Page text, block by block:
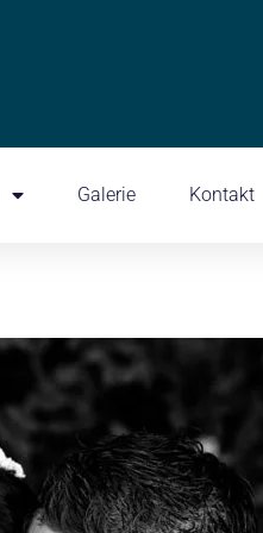
Galerie Kontakt